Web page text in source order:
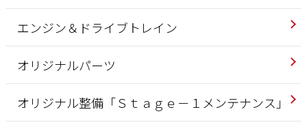
エンジン＆ドライブトレイン
オリジナルパーツ
オリジナル整備「Ｓｔａｇｅ－１メンテナンス」